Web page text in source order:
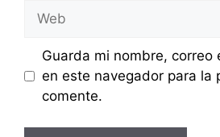
Web
Guarda mi nombre, correo
en este navegador para la
comente.